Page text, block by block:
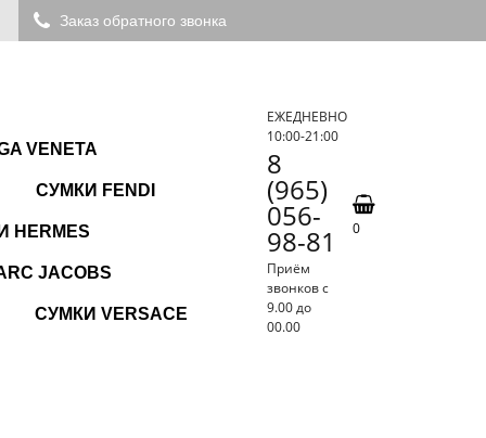
Заказ обратного звонка
VENETA
СУМКИ FENDI
HERMES
JACOBS
СУМКИ VERSACE
ЕЖЕДНЕВНО
10:00-21:00
8
(965)
056-
98-81
Приём
звонков с
9.00 до
00.00
0